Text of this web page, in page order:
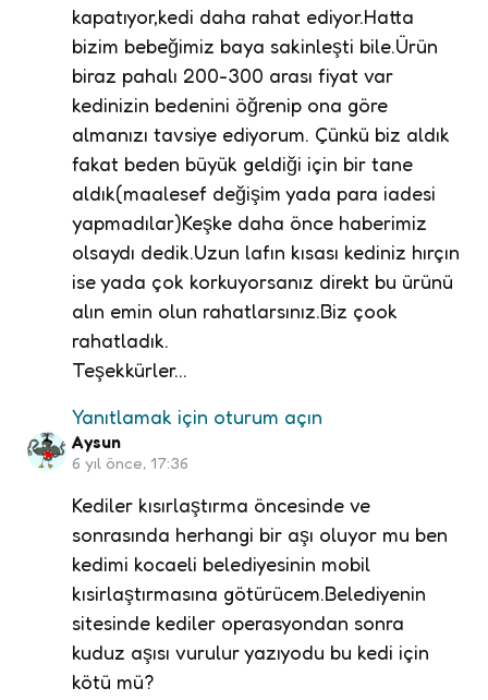
kapatıyor,kedi daha rahat ediyor.Hatta
bizim bebeğimiz baya sakinleşti bile.Ürün
biraz pahalı 200-300 arası fiyat var
kedinizin bedenini öğrenip ona göre
almanızı tavsiye ediyorum. Çünkü biz aldık
fakat beden büyük geldiği için bir tane
aldık(maalesef değişim yada para iadesi
yapmadılar)Keşke daha önce haberimiz
olsaydı dedik.Uzun lafın kısası kediniz hırçın
ise yada çok korkuyorsanız direkt bu ürünü
alın emin olun rahatlarsınız.Biz çook
rahatladık.
Teşekkürler…
Yanıtlamak için oturum açın
Aysun
6 yıl önce, 17:36
Kediler kısırlaştırma öncesinde ve
sonrasında herhangi bir aşı oluyor mu ben
kedimi kocaeli belediyesinin mobil
kısirlaştırmasına götürücem.Belediyenin
sitesinde kediler operasyondan sonra
kuduz aşısı vurulur yazıyodu bu kedi için
kötü mü?